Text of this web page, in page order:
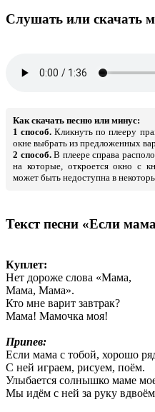
Слушать или скачать
Как скачать песню или минус:
1 способ. Кликнуть по плееру
окне выбрать из предложенных
2 способ.В плеере справа
на которые, откроется окно с
может быть недоступна в
Текст песни «Если
Куплет:
Нет дороже слова «Мама,
Мама, Мама».
Кто мне варит завтрак?
Мама! Мамочка моя!
Припев:
Если мама с тобой, хорошо
С ней играем, рисуем, поём.
Улыбается солнышко маме
Мы идём с ней за руку